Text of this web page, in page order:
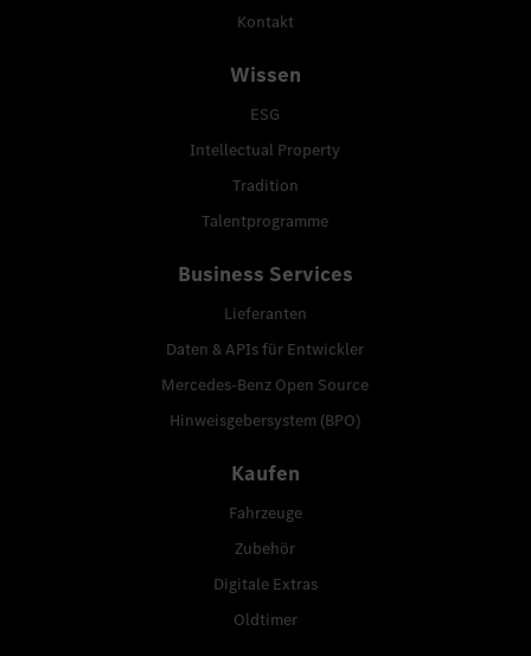
Kontakt
Wissen
ESG
Intellectual Property
Tradition
Talentprogramme
Business Services
Lieferanten
Daten & APIs für Entwickler
Mercedes-Benz Open Source
Hinweisgebersystem (BPO)
Kaufen
Fahrzeuge
Zubehör
Digitale Extras
Oldtimer